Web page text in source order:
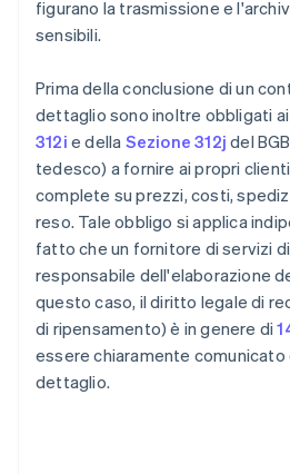
figurano la trasmissione e
sensibili.
Prima della conclusione di un
dettaglio sono inoltre obbligati
312i e della Sezione 312j del
tedesco) a fornire ai propri
complete su prezzi, costi,
reso. Tale obbligo si applica
fatto che un fornitore di servizi
responsabile dell'elaborazione
questo caso, il diritto legale di
di ripensamento) è in genere di
essere chiaramente comunicato
dettaglio.